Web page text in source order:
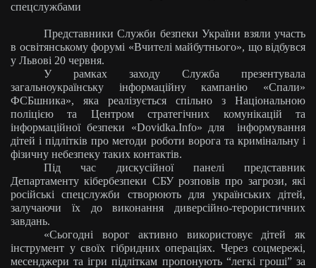
спецслужбами
Представники Служби безпеки України взяли участь
в освітянському форумі «Вчителі майбутнього», що відбувся
у Львові 20 червня.
У рамках заходу Служба презентувала
загальноукраїнську інформаційну кампанію «Спали»
ФСБшника», яка реалізується спільно з Національною
поліцією та Центром стратегічних комунікацій та
інформаційної безпеки «Dovidka.Info» для
інформування
дітей і підлітків про методи роботи ворога та кримінальну і
фізичну небезпеку таких контактів.
Під час дискусійної панелі представник
Департаменту кібербезпеки СБУ розповів про загрози, які
російські спецслужби створюють для українських дітей,
залучаючи їх до виконання диверсійно-терористичних
завдань.
«Сьогодні ворог активно використовує дітей як
інструмент у своїх гібридних операціях. Через соцмережі,
месенджери та ігри підліткам пропонують “легкі гроші” за